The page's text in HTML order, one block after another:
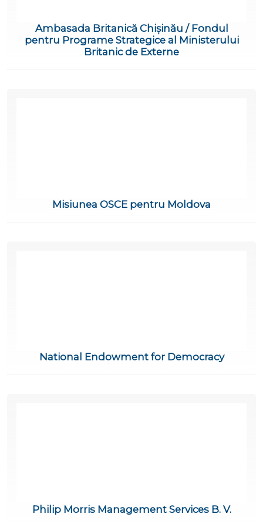
Ambasada Britanică Chișinău / Fondul
pentru Programe Strategice al Ministerului
Britanic de Externe
Misiunea OSCE pentru Moldova
National Endowment for Democracy
Philip Morris Management Services B. V.